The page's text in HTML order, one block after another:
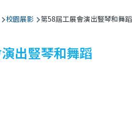
校園展影 第58屆工展會演出豎琴和舞蹈
出豎琴和舞蹈